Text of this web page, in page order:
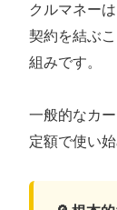
クルマネー
契約を結ぶ
組みです。
一般的なカ
定額で使い始